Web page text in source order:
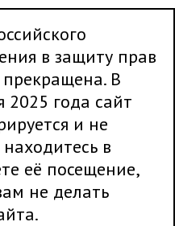
в защиту прав
прекращена. В
2025 года сайт
и не
в
её посещение,
не делать